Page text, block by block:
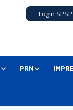
Login
PRN